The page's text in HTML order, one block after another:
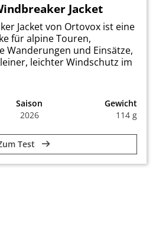
Jacket
Jacket von Ortovox ist eine
für alpine Touren,
Wanderungen und Einsätze,
leichter Windschutz im
Saison
2026
Gewicht
114 g
Test